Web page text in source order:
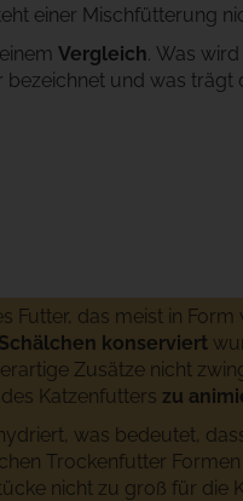
einer Mischfütterung
Vergleich. Was
und was trägt
Futter, das meist in Form
konserviert
Zusätze nicht
des Katzenfutters zu
was bedeutet,
Trockenfutter
nicht zu groß für die